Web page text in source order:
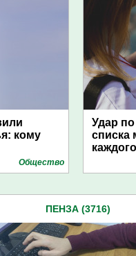
кому
Общество
Удар
списка
ПЕНЗА (3716)